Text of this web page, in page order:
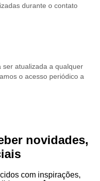
durante o contato
ser atualizada a qualquer
o acesso periódico a
novidades,
com inspirações,